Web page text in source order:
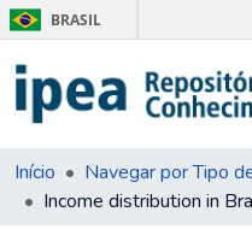
BRASIL
Início